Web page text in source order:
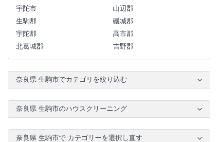
宇陀市
山辺郡
生駒郡
磯城郡
宇陀郡
高市郡
北葛城郡
吉野郡
奈良県 生駒市でカテゴリを絞り込む
奈良県 生駒市のハウスクリーニング
奈良県 生駒市で カテゴリーを選択し直す